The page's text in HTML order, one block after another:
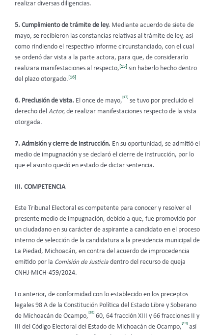
realizar diversas diligencias.
5. Cumplimiento de trámite de ley. Mediante acuerdo de siete de
mayo, se recibieron las constancias relativas al trámite de ley, así
como rindiendo el respectivo informe circunstanciado, con el cual
se ordenó dar vista a la parte actora, para que, de considerarlo
realizara manifestaciones al respecto,[15] sin haberlo hecho dentro
del plazo otorgado.[16]
6. Preclusión de vista. El once de mayo,
[17]
se tuvo por precluido el
derecho del Actor, de realizar manifestaciones respecto de la vista
otorgada.
7. Admisión y cierre de instrucción. En su oportunidad, se admitió el
medio de impugnación y se declaró el cierre de instrucción, por lo
que el asunto quedó en estado de dictar sentencia.
III. COMPETENCIA
Este Tribunal Electoral es competente para conocer y resolver el
presente medio de impugnación, debido a que, fue promovido por
un ciudadano en su carácter de aspirante a candidato en el proceso
interno de selección de la candidatura a la presidencia municipal de
La Piedad, Michoacán, en contra del acuerdo de improcedencia
emitido por la Comisión de Justicia dentro del recurso de queja
CNHJ-MICH-459/2024.
Lo anterior, de conformidad con lo establecido en los preceptos
legales 98 A de la Constitución Política del Estado Libre y Soberano
de Michoacán de Ocampo,
[18]
60, 64 fracción XIII y 66 fracciones II y
III del Código Electoral del Estado de Michoacán de Ocampo,
[19]
así